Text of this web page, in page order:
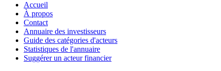
Accueil
À propos
Contact
Annuaire des investisseurs
Guide des catégories d'acteurs
Statistiques de l'annuaire
Suggérer un acteur financier